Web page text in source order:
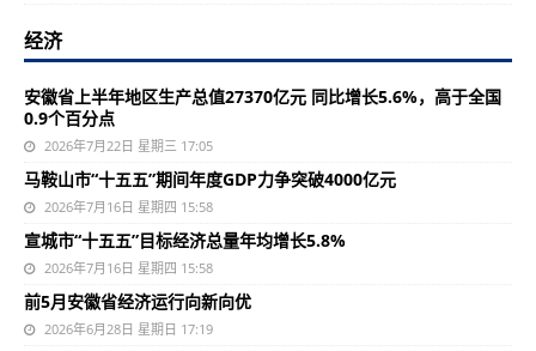
经济
安徽省上半年地区生产总值27370亿元 同比增长5.6%，高于全国
0.9个百分点
2026年7月22日 星期三 17:05
马鞍山市“十五五”期间年度GDP力争突破4000亿元
2026年7月16日 星期四 15:58
宣城市“十五五”目标经济总量年均增长5.8%
2026年7月16日 星期四 15:58
前5月安徽省经济运行向新向优
2026年6月28日 星期日 17:19